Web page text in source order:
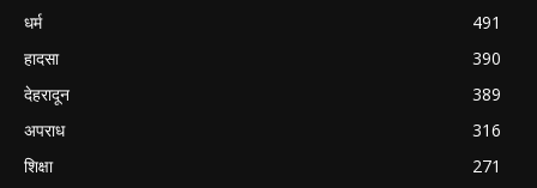
धर्म
491
हादसा
390
देहरादून
389
अपराध
316
शिक्षा
271